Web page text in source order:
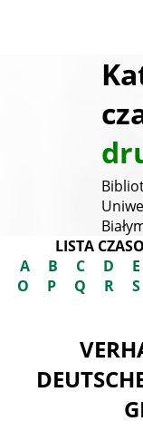
LISTA
A
B C D E
O
P Q R S